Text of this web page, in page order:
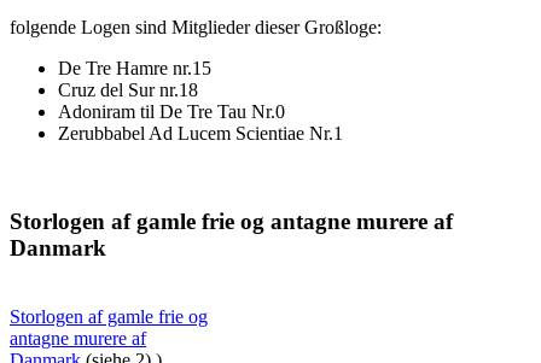
folgende Logen sind Mitglieder dieser Großloge:
De Tre Hamre nr.15
Cruz del Sur nr.18
Adoniram til De Tre Tau Nr.0
Zerubbabel Ad Lucem Scientiae Nr.1
Storlogen af gamle frie og antagne murere af
Danmark
Storlogen af gamle frie og
antagne murere af